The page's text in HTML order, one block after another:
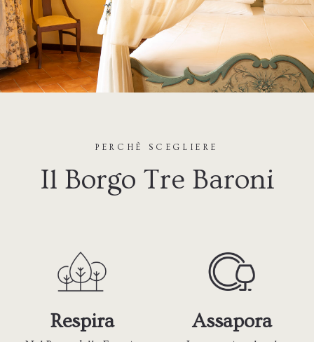
PERCHÈ SCEGLIERE
Il Borgo Tre Baroni
Respira Assapora